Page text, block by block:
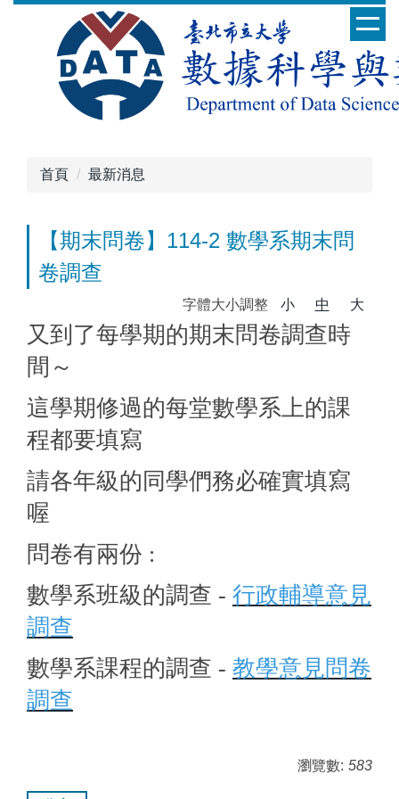
首頁 最新消息
【期末問卷】114-2 數學系期末問
卷調查
字體大小調整 小 中 大
又到了每學期的期末問卷調查時
間～
這學期修過的每堂數學系上的課
程都要填寫
請各年級的同學們務必確實填寫
喔
問卷有兩份 :
數學系班級的調查 - 行政輔導意見
調查
數學系課程的調查 - 教學意見問卷
調查
瀏覽數: 583